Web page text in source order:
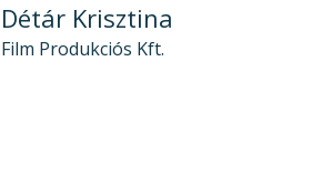
Détár Krisztina
Film Produkciós Kft.